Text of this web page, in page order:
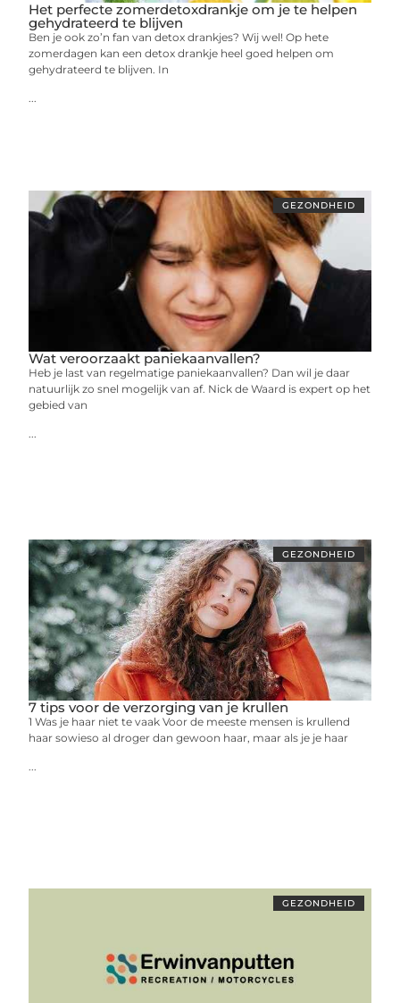
Het perfecte zomerdetoxdrankje om je te helpen
gehydrateerd te blijven
Ben je ook zo’n fan van detox drankjes? Wij wel! Op hete
zomerdagen kan een detox drankje heel goed helpen om
gehydrateerd te blijven. In
...
GEZONDHEID
Wat veroorzaakt paniekaanvallen?
Heb je last van regelmatige paniekaanvallen? Dan wil je daar
natuurlijk zo snel mogelijk van af. Nick de Waard is expert op het
gebied van
...
GEZONDHEID
7 tips voor de verzorging van je krullen
1 Was je haar niet te vaak Voor de meeste mensen is krullend
haar sowieso al droger dan gewoon haar, maar als je je haar
...
GEZONDHEID